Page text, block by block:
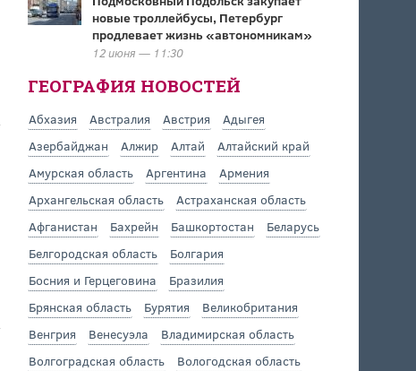
новые троллейбусы, Петербург
продлевает жизнь «автономникам»
12 июня — 11:30
ГЕОГРАФИЯ НОВОСТЕЙ
Абхазия Австралия Австрия
Адыгея
Азербайджан
Алжир Алтай
Алтайский край
Амурская область
Аргентина
Армения
Архангельская область
Астраханская область
Афганистан
Бахрейн Башкортостан
Беларусь
Белгородская область
Болгария
Босния и Герцеговина
Бразилия
Брянская область
Бурятия
Великобритания
Венгрия
Венесуэла
Владимирская область
Волгоградская область
Вологодская область